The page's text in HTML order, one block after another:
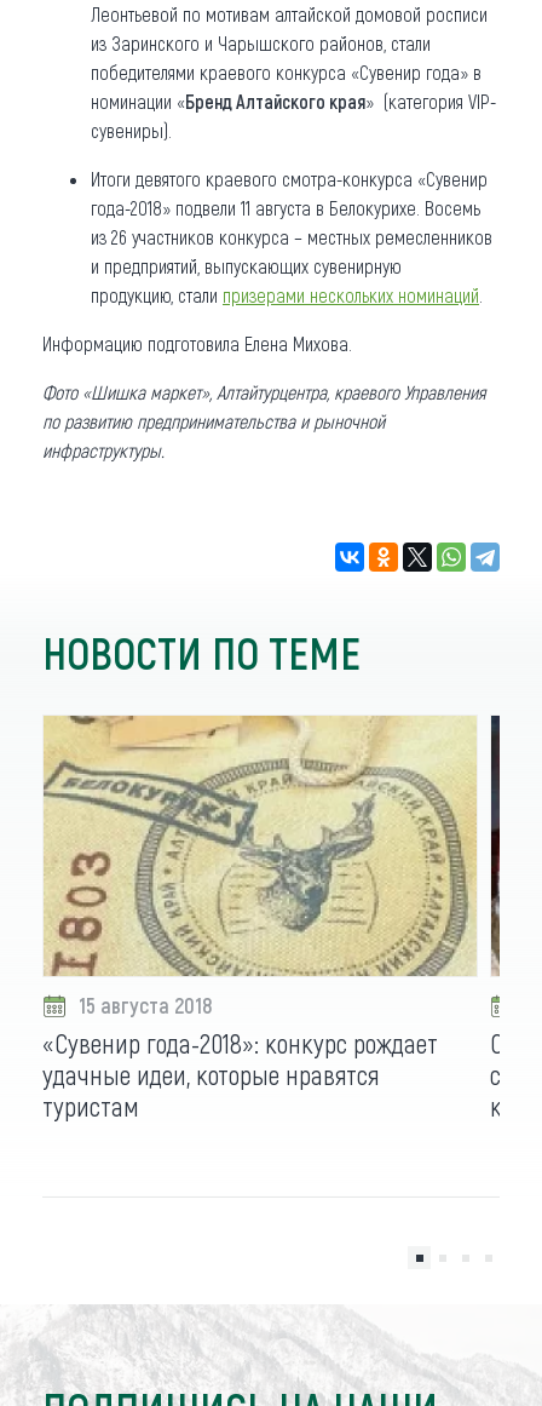
Леонтьевой по мотивам алтайской домовой росписи
из Заринского и Чарышского районов, стали
победителями краевого конкурса «Сувенир года» в
номинации «Бренд Алтайского края» (категория VIP-
сувениры).
Итоги девятого краевого смотра-конкурса «Сувенир
года-2018» подвели 11 августа в Белокурихе. Восемь
из 26 участников конкурса – местных ремесленников
и предприятий, выпускающих сувенирную
продукцию, стали призерами нескольких номинаций
Информацию подготовила Елена Михова.
Фото «Шишка маркет», Алтайтурцентра, краевого Управления
по развитию предпринимательства и рыночной
инфраструктуры.
НОВОСТИ ПО ТЕМЕ
15 августа 2018
«Сувенир года-2018»: конкурс рождает
удачные идеи, которые нравятся
туристам